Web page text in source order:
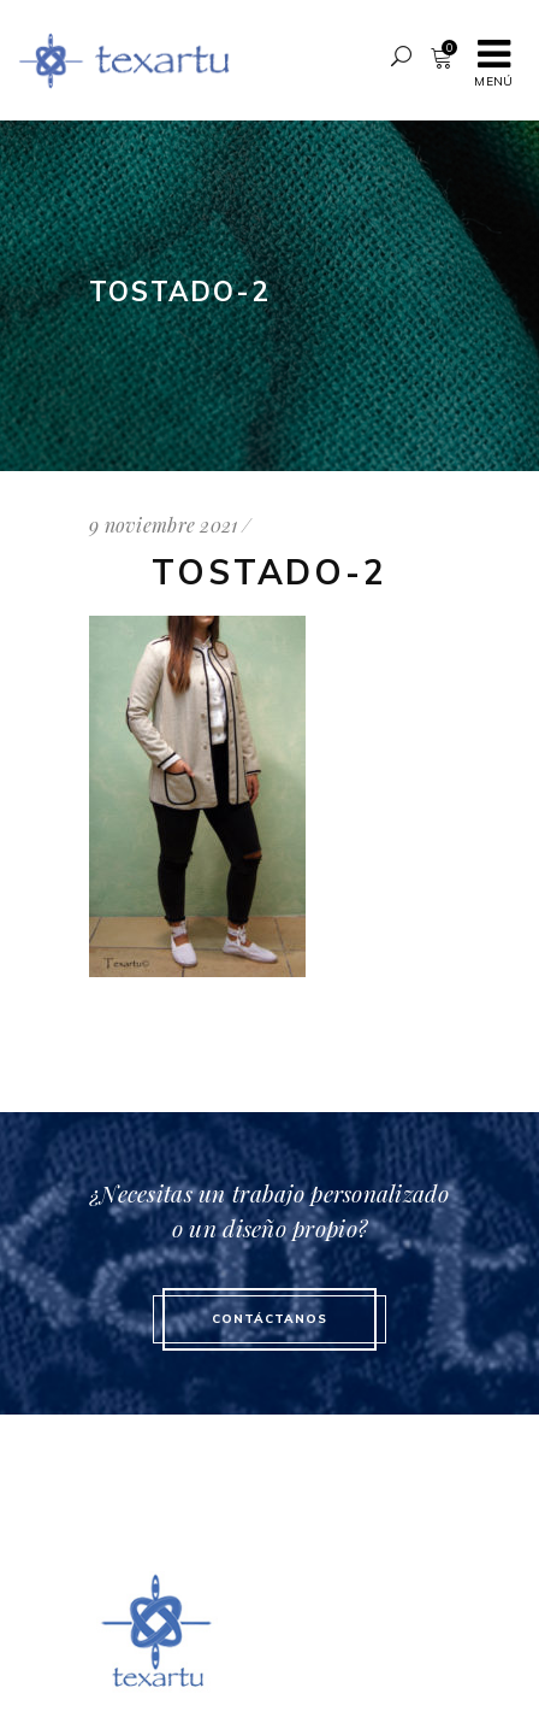
MENÚ
0
TOSTADO-2
9 noviembre 2021
TOSTADO-2
¿Necesitas un trabajo personalizado
o un diseño propio?
CONTÁCTANOS